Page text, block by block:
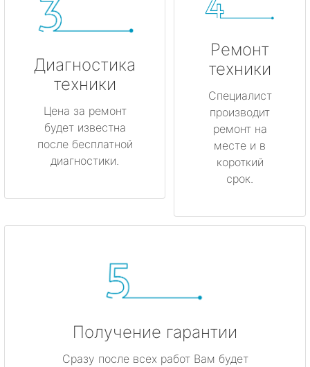
Диагностика
техники
Цена за ремонт
будет известна
после бесплатной
диагностики.
Ремонт
техники
Специалист
производит
ремонт на
месте и в
короткий
срок.
Получение гарантии
Сразу после всех работ Вам будет